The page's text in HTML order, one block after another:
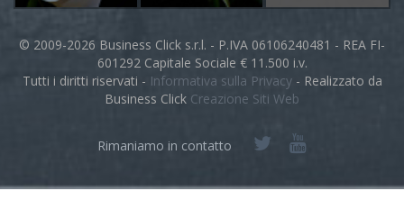
© 2009-2026 Business Click s.r.l. - P.IVA 06106240481 - REA FI-
601292 Capitale Sociale € 11.500 i.v.
Tutti i diritti riservati - Informativa sulla Privacy- Realizzato da
Business Click Creazione Siti Web
Rimaniamo in contatto